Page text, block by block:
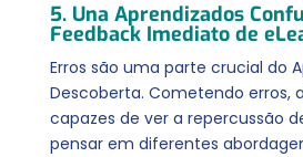
5. Una Aprendizados
Feedback Imediato de
Erros são uma parte crucial do
Descoberta. Cometendo erros,
capazes de ver a repercussão
pensar em diferentes